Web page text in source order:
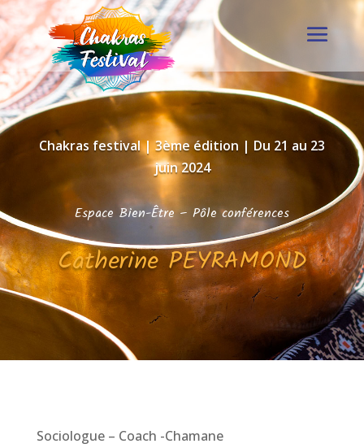
Chakras festival | 3ème édition | Du 21 au 23
juin 2024
Espace Bien-Être– Pôle conférences
Catherine PEYRAMOND
Sociologue – Coach -Chamane